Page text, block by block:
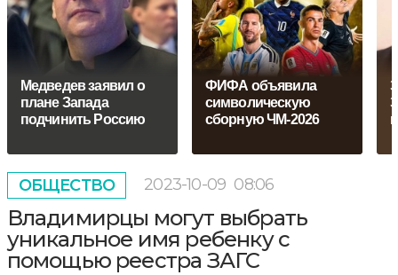
Медведев заявил о
плане Запада
подчинить Россию
ФИФА объявила
символическую
сборную ЧМ-2026
ОБЩЕСТВО 2023-10-09 08:06
Владимирцы могут выбрать
уникальное имя ребенку с
помощью реестра ЗАГС